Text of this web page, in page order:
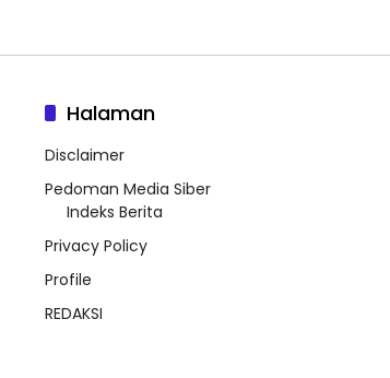
Halaman
Disclaimer
Pedoman Media Siber
Indeks Berita
Privacy Policy
Profile
REDAKSI